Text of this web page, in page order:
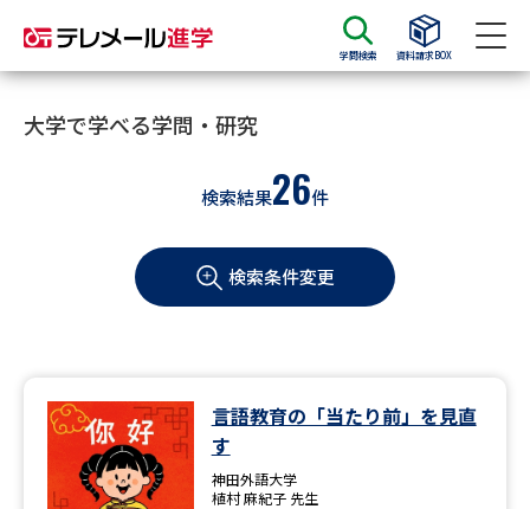
学問検索 資料請求BOX
資料請求
大学・短大の資料種類から請求
学部・学科パンフ
過去問題集
大学・短大以外の資料から請求
大学で学べる学問・研究
検索結果26件
検索条件変更
言語教育の「当たり前」を見直
す
神田外語大学
植村 麻紀子 先生